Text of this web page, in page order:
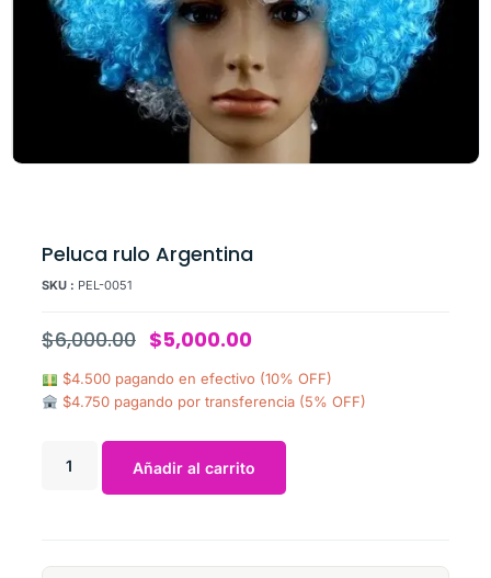
Peluca rulo Argentina
SKU : PEL-0051
$6,000.00 $5,000.00
$4.500 pagando en efectivo (10% OFF)
$4.750 pagando por transferencia (5% OFF)
Añadir al carrito